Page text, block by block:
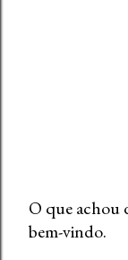
P
O que achou
bem-vindo.